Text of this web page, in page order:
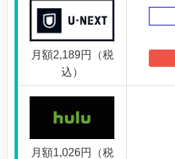
月額2,189円（税
込）
月額1,026円（税